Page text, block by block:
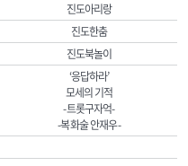
진도아리랑
진도한춤
진도북놀이
‘응답하라’
모세의 기적
-트롯구자억-
-복화술 안재우-